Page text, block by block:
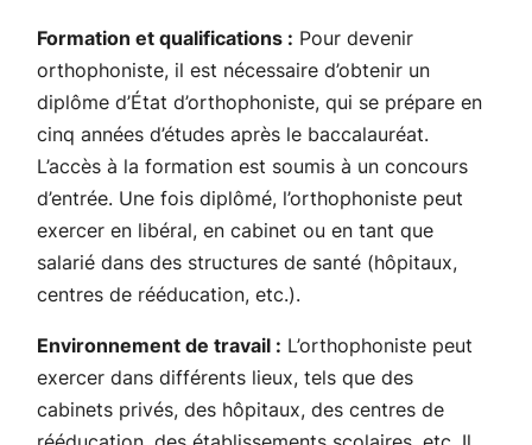
Formation et qualifications : Pour devenir
orthophoniste, il est nécessaire d’obtenir un
diplôme d’État d’orthophoniste, qui se prépare en
cinq années d’études après le baccalauréat.
L’accès à la formation est soumis à un concours
d’entrée. Une fois diplômé, l’orthophoniste peut
exercer en libéral, en cabinet ou en tant que
salarié dans des structures de santé (hôpitaux,
centres de rééducation, etc.).
Environnement de travail : L’orthophoniste peut
exercer dans différents lieux, tels que des
cabinets privés, des hôpitaux, des centres de